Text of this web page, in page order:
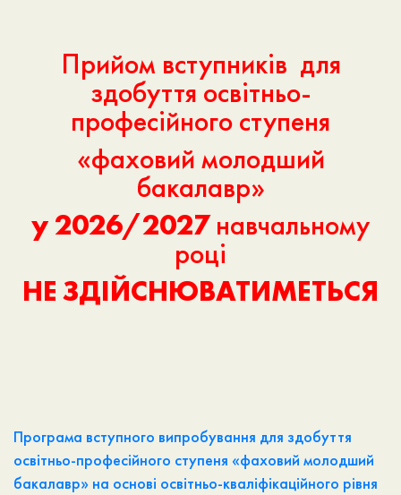
Прийом вступників для
здобуття освітньо-
професійного ступеня
«фаховий молодший
бакалавр»
у 2026/2027навчальному
році
НЕ ЗДІЙСНЮВАТИМЕТЬСЯ
Програма вступного випробування для здобуття
освітньо-професійного ступеня «фаховий молодший
бакалавр» на основі освітньо-кваліфікаційного рівня